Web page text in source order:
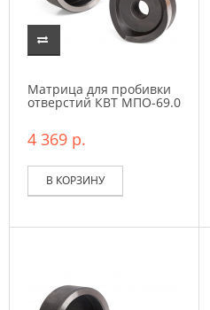
Матрица для пробивки
отверстий КВТ МПО-69.0
4 369 р.
В КОРЗИНУ